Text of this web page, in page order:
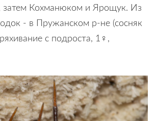
Кохманюком и Ярощук. Из
- в Пружанском р-не (сосняк
с подроста, 1♀,